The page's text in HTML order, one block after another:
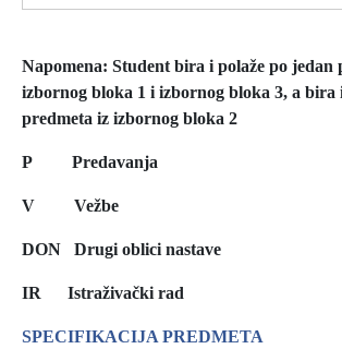
Napomena: Student bira i polaže po jedan
izbornog bloka 1 i izbornog bloka 3, a bira
predmeta iz izbornog bloka 2
P Predavanja
V Vežbe
DON Drugi oblici nastave
IR Istraživački rad
SPECIFIKACIJA PREDMETA